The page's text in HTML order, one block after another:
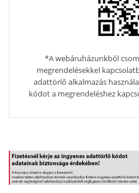
*A webáruházunkból
megrendelésekkel
adattörlő alkalmazás
kódot a megrendeléshez